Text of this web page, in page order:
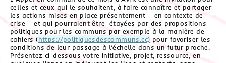
celles et ceux qui le souhaitent, à faire connaître et partager
les actions mises en place présentement – en contexte de
crise – et qui pourraient être étayées par des propositions
politiques pour les communs par exemple à la manière de
cahiers (https://politiquesdescommuns.cc) pour favoriser les
conditions de leur passage à l’échelle dans un futur proche.
Présentez ci-dessous votre initiative, projet, ressource, en